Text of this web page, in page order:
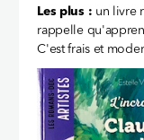
Les plus : un livre
rappelle
C'est frais et